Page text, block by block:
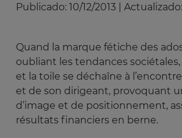
Publicado: 10/12/2013 Actualizado:
Quand la marque fétiche des
oubliant les tendances
et la toile se déchaîne à
et de son dirigeant, provoquant
d’image et de positionnement,
résultats financiers en berne.